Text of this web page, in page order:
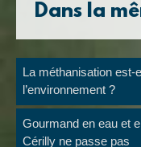
Dans la
La méthanisation est-
l’environnement ?
Gourmand en eau et
Cérilly ne passe pas